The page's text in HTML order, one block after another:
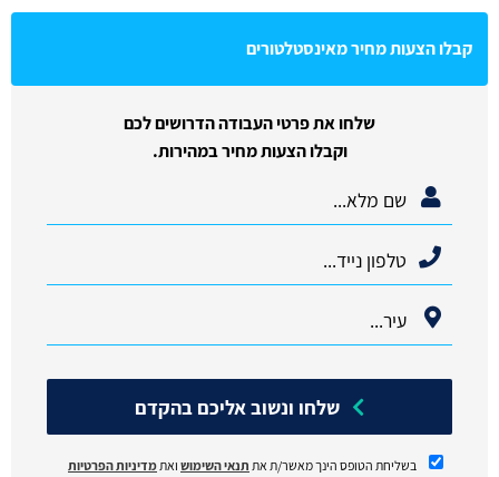
קבלו הצעות מחיר מאינסטלטורים
שלחו את פרטי העבודה הדרושים לכם
וקבלו הצעות מחיר במהירות.
בשליחת הטופס הינך מאשר/ת את תנאי השימוש ואתמדיניות הפרטיות